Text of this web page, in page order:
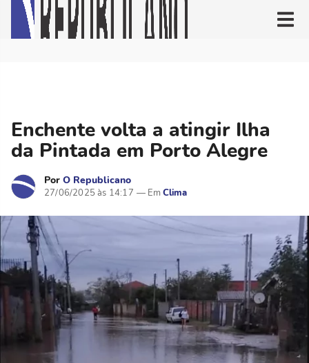
Enchente volta a atingir Ilha
da Pintada em Porto Alegre
Por O Republicano
27/06/2025 às 14:17 Clima